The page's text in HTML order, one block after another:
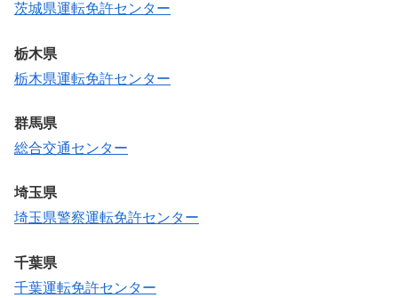
茨城県運転免許センター
栃木県
栃木県運転免許センター
群馬県
総合交通センター
埼玉県
埼玉県警察運転免許センター
千葉県
千葉運転免許センター